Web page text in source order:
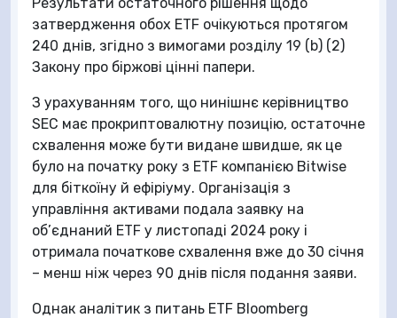
затвердження обох ETF очікуються протягом
240 днів, згідно з вимогами розділу 19 (b) (2)
Закону про біржові цінні папери.
З урахуванням того, що нинішнє керівництво
SEC має прокриптовалютну позицію, остаточне
схвалення може бути видане швидше, як це
було на початку року з ETF компанією Bitwise
для біткоїну й ефіріуму. Організація з
управління активами подала заявку на
об’єднаний ETF у листопаді 2024 року і
отримала початкове схвалення вже до 30 січня
– менш ніж через 90 днів після подання заяви.
Однак аналітик з питань ETF Bloomberg